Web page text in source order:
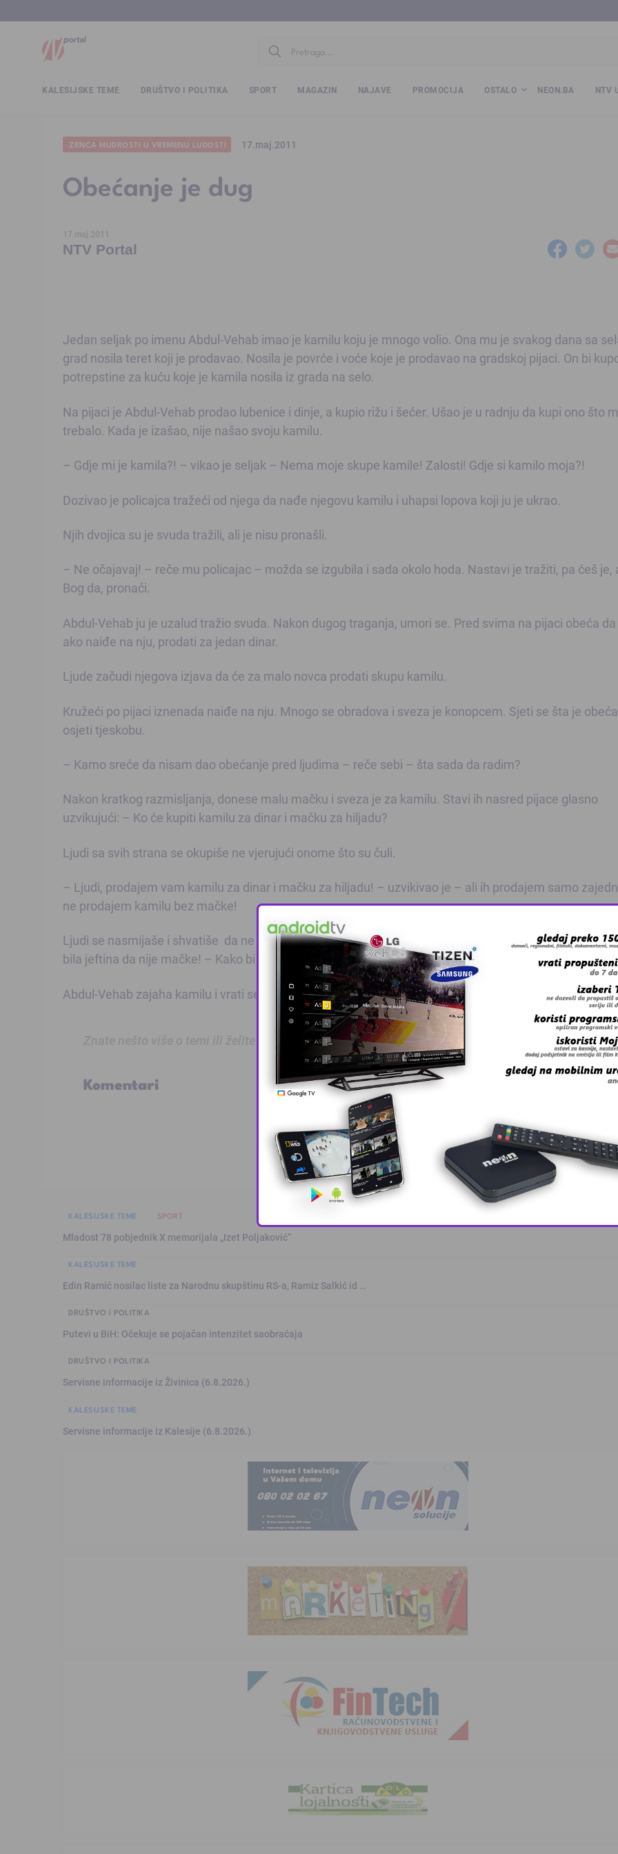
KALESIJSKE TEME DRUŠTVO I POLITIKA SPORT MAGAZIN NAJAVE PROMOCIJA OSTALO NEON.BA NTV
ZRNCA MUDROSTI U VREMENU LUDOSTI 17.maj.2011
Obećanje je dug
17.maj.2011
NTV Portal
Jedan seljak po imenu Abdul-Vehab imao je kamilu koju je mnogo volio. Ona mu je svakog dana sa
grad nosila teret koji je prodavao. Nosila je povrće i voće koje je prodavao na gradskoj pijaci. On bi
potrepstine za kuću koje je kamila nosila iz grada na selo.
Na pijaci je Abdul-Vehab prodao lubenice i dinje, a kupio rižu i šećer. Ušao je u radnju da kupi ono što
trebalo. Kada je izašao, nije našao svoju kamilu.
– Gdje mi je kamila?! – vikao je seljak – Nema moje skupe kamile! Zalosti! Gdje si kamilo moja?!
Dozivao je policajca tražeći od njega da nađe njegovu kamilu i uhapsi lopova koji ju je ukrao.
Njih dvojica su je svuda tražili, ali je nisu pronašli.
– Ne očajavaj! – reče mu policajac – možda se izgubila i sada okolo hoda. Nastavi je tražiti, pa ćeš je,
Bog da, pronaći.
Abdul-Vehab ju je uzalud tražio svuda. Nakon dugog traganja, umori se. Pred svima na pijaci obeća
ako naiđe na nju, prodati za jedan dinar.
Ljude začudi njegova izjava da će za malo novca prodati skupu kamilu.
Kružeći po pijaci iznenada naiđe na nju. Mnogo se obradova i sveza je konopcem. Sjeti se šta je
osjeti tjeskobu.
– Kamo sreće da nisam dao obećanje pred ljudima – reče sebi – šta sada da radim?
Nakon kratkog razmisljanja, donese malu mačku i sveza je za kamilu. Stavi ih nasred pijace glasno
uzvikujući: – Ko će kupiti kamilu za dinar i mačku za hiljadu?
Ljudi sa svih strana se okupiše ne vjerujući onome što su čuli.
– Ljudi, prodajem vam kamilu za dinar i mačku za hiljadu! – uzvikivao je – ali ih prodajem samo
ne prodajem kamilu bez mačke!
Ljudi se nasmijaše i shvatiše da ne želi prodati svoju kamilu. Ljudi se raziđoše govoreći: – Kako bi
bila jeftina da nije mačke! – Kako bi bila jeftina samo da nije mačke!
Abdul-Vehab zajaha kamilu i vrati se kući.
Znate nešto više o temi ili želite prijaviti grešku u tekstu?
Komentari
KALESIJSKE TEME SPORT
Mladost 78 pobjednik X memorijala „Izet Poljaković“
KALESIJSKE TEME
Edin Ramić nosilac liste za Narodnu skupštinu RS-a, Ramiz Salkić id …
DRUŠTVO I POLITIKA
Putevi u BiH: Očekuje se pojačan intenzitet saobraćaja
DRUŠTVO I POLITIKA
Servisne informacije iz Živinica (6.8.2026.)
KALESIJSKE TEME
Servisne informacije iz Kalesije (6.8.2026.)